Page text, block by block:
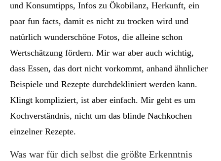
und Konsumtipps, Infos zu Ökobilanz, Herkunft, ein
paar fun facts, damit es nicht zu trocken wird und
natürlich wunderschöne Fotos, die alleine schon
Wertschätzung fördern. Mir war aber auch wichtig,
dass Essen, das dort nicht vorkommt, anhand ähnlicher
Beispiele und Rezepte durchdekliniert werden kann.
Klingt kompliziert, ist aber einfach. Mir geht es um
Kochverständnis, nicht um das blinde Nachkochen
einzelner Rezepte.
Was war für dich selbst die größte Erkenntnis